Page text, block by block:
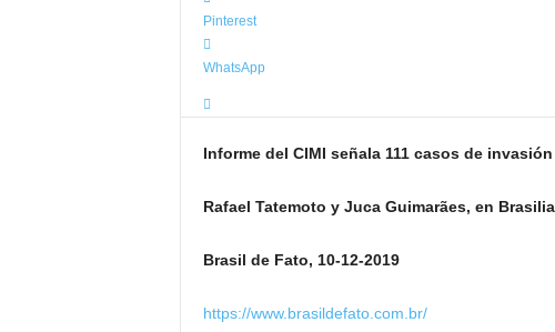
Pinterest
WhatsApp
Informe del CIMI señala 111 casos de
Rafael Tatemoto y Juca Guimarães, en Brasilia
Brasil de Fato, 10-12-2019
https://www.brasildefato.com.br/